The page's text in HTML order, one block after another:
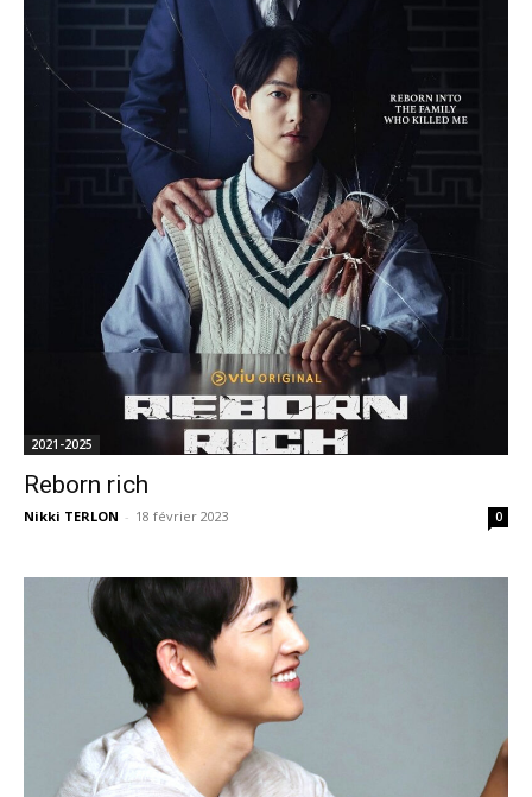
2021-2025
Reborn rich
Nikki TERLON - 18 février 2023 0